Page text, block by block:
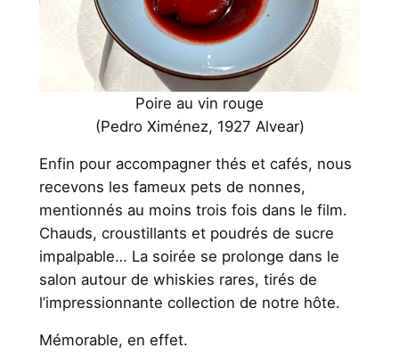
Poire au vin rouge
(Pedro Ximénez, 1927 Alvear)
Enfin pour accompagner thés et cafés, nous
recevons les fameux pets de nonnes,
mentionnés au moins trois fois dans le film.
Chauds, croustillants et poudrés de sucre
impalpable… La soirée se prolonge dans le
salon autour de whiskies rares, tirés de
l’impressionnante collection de notre hôte.
Mémorable, en effet.